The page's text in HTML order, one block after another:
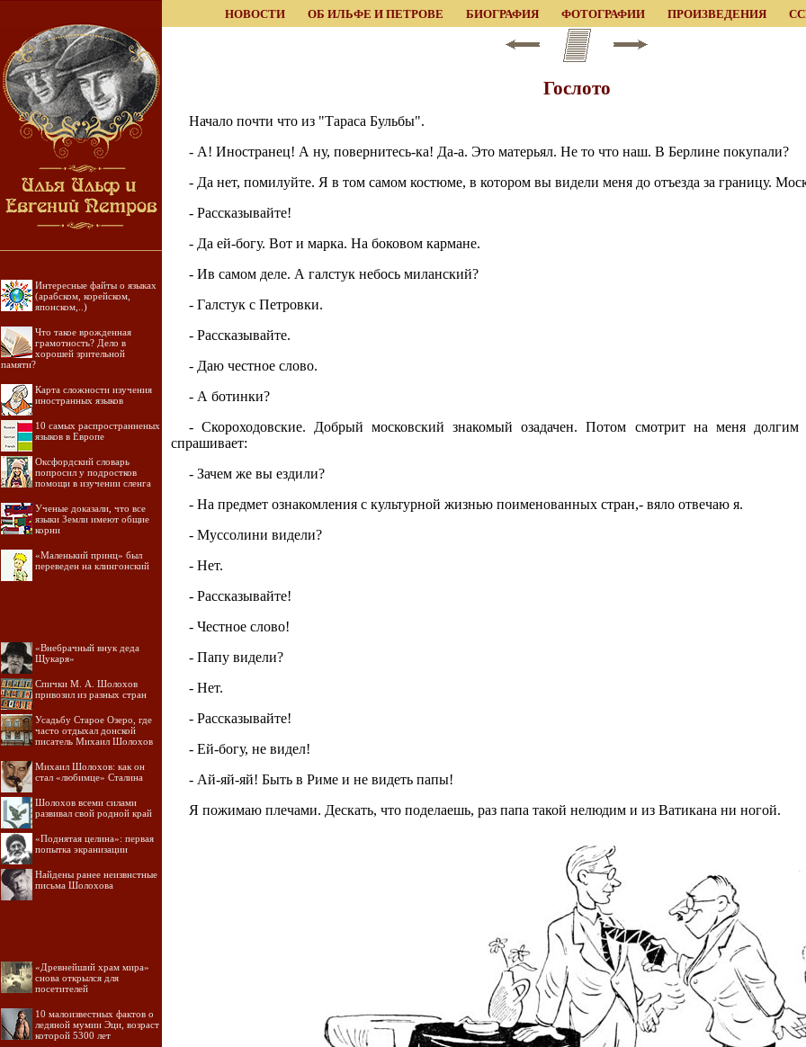
НОВОСТИ ОБ ИЛЬФЕ И ПЕТРОВЕ БИОГРАФИЯ ФОТОГРАФИИ ПРОИЗВЕДЕНИЯ
Интересные файты о языках
(арабском, корейском,
японском,..)
Что такое врожденная
грамотность? Дело в
хорошей зрительной
памяти?
Карта сложности изучения
иностранных языков
10 самых распространненых
языков в Европе
Оксфордский словарь
попросил у подростков
помощи в изучении сленга
Ученые доказали, что все
языки Земли имеют общие
корни
«Маленький принц» был
переведен на клингонский
«Внебрачный внук деда
Щукаря»
Спички М. А. Шолохов
привозил из разных стран
Усадьбу Старое Озеро, где
часто отдыхал донской
писатель Михаил Шолохов
Михаил Шолохов: как он
стал «любимце» Сталина
Шолохов всеми силами
развивал свой родной край
«Поднятая целина»: первая
попытка экранизации
Найдены ранее неизвнстные
письма Шолохова
«Древнейший храм мира»
снова открылся для
посетителей
10 малоизвестных фактов о
ледяной мумии Эци, возраст
которой 5300 лет
Гослото
Начало почти что из "Тараса Бульбы".
- А! Иностранец! А ну, повернитесь-ка! Да-а. Это матерьял. Не то что наш. В Берлине покупали?
- Да нет, помилуйте. Я в том самом костюме, в котором вы видели меня до отъезда за границу.
- Рассказывайте!
- Да ей-богу. Вот и марка. На боковом кармане.
- Ив самом деле. А галстук небось миланский?
- Галстук с Петровки.
- Рассказывайте.
- Даю честное слово.
- А ботинки?
- Скороходовские. Добрый московский знакомый озадачен. Потом смотрит на меня долгим
спрашивает:
- Зачем же вы ездили?
- На предмет ознакомления с культурной жизнью поименованных стран,- вяло отвечаю я.
- Муссолини видели?
- Нет.
- Рассказывайте!
- Честное слово!
- Папу видели?
- Нет.
- Рассказывайте!
- Ей-богу, не видел!
- Ай-яй-яй! Быть в Риме и не видеть папы!
Я пожимаю плечами. Дескать, что поделаешь, раз папа такой нелюдим и из Ватикана ни ногой.